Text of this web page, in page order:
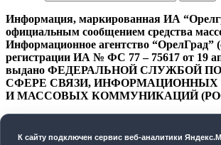
Информация, маркированная ИА
официальным сообщением средства
Информационное агентство “ОрелГрад”
регистрации ИА № ФС 77 – 75617 от 19
выдано ФЕДЕРАЛЬНОЙ СЛУЖБОЙ
СФЕРЕ СВЯЗИ, ИНФОРМАЦИОННЫХ
И МАССОВЫХ КОММУНИКАЦИЙ
К cайту подключен сервис веб-аналитики